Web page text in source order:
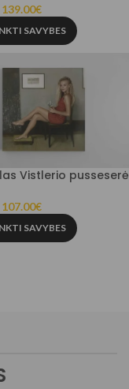
139.00€
SAVYBES
Vistlerio pusseserė
107.00€
SAVYBES